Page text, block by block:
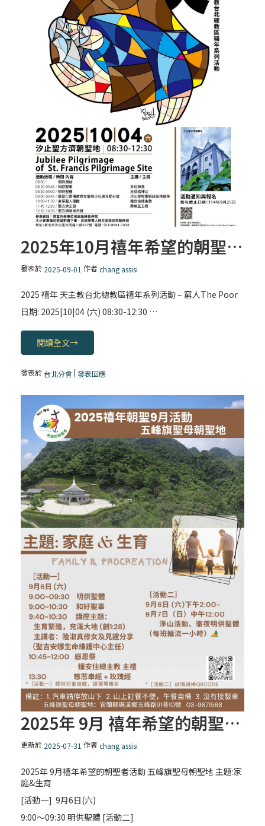
2025年10月禧年希望的朝聖者活動 汐止聖方濟朝聖地- 主題 窮人
發表於 2025-09-01 作者chang assisi
2025 禧年 天主教台北總教區禧年系列活動 – 窮人The Poor
日期: 2025|10|04 (六) 08:30-12:30 …
閱讀全文→
發表於 台北分會|發表回應
2025年 9月 禧年希望的朝聖者活動 – 五峰旗聖母朝聖地 (主題:家庭&生育)
更新於 2025-07-31 作者chang assisi
2025年 9月禧年希望的朝聖者活動 五峰旗聖母朝聖地 主題:家
庭&生育
[活動一] 9月6日(六)
9:00〜09:30 明供聖體 [活動二]